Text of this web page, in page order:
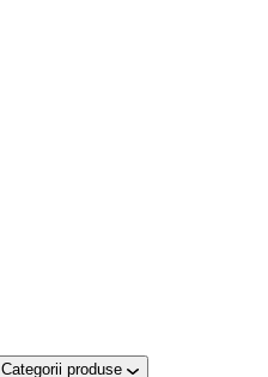
Categorii produse